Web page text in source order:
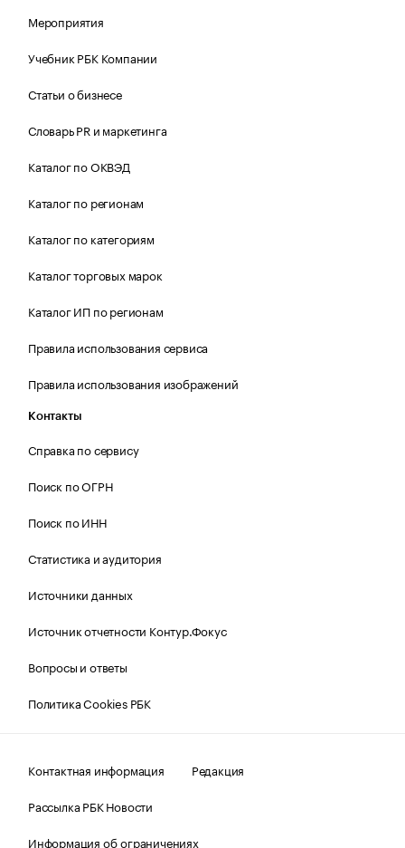
Мероприятия
Учебник РБК Компании
Статьи о бизнесе
Словарь PR и маркетинга
Каталог по ОКВЭД
Каталог по регионам
Каталог по категориям
Каталог торговых марок
Каталог ИП по регионам
Правила использования сервиса
Правила использования изображений
Контакты
Справка по сервису
Поиск по ОГРН
Поиск по ИНН
Статистика и аудитория
Источники данных
Источник отчетности Контур.Фокус
Вопросы и ответы
Политика Cookies РБК
Контактная информация
Редакция
Рассылка РБК Новости
Информация об ограничениях